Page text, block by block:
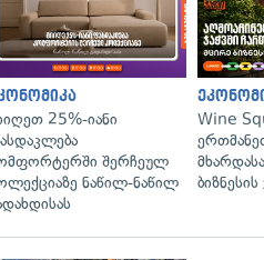
25%-იანი
შერჩეულ
ნაწილ-ნაწილ
Wine